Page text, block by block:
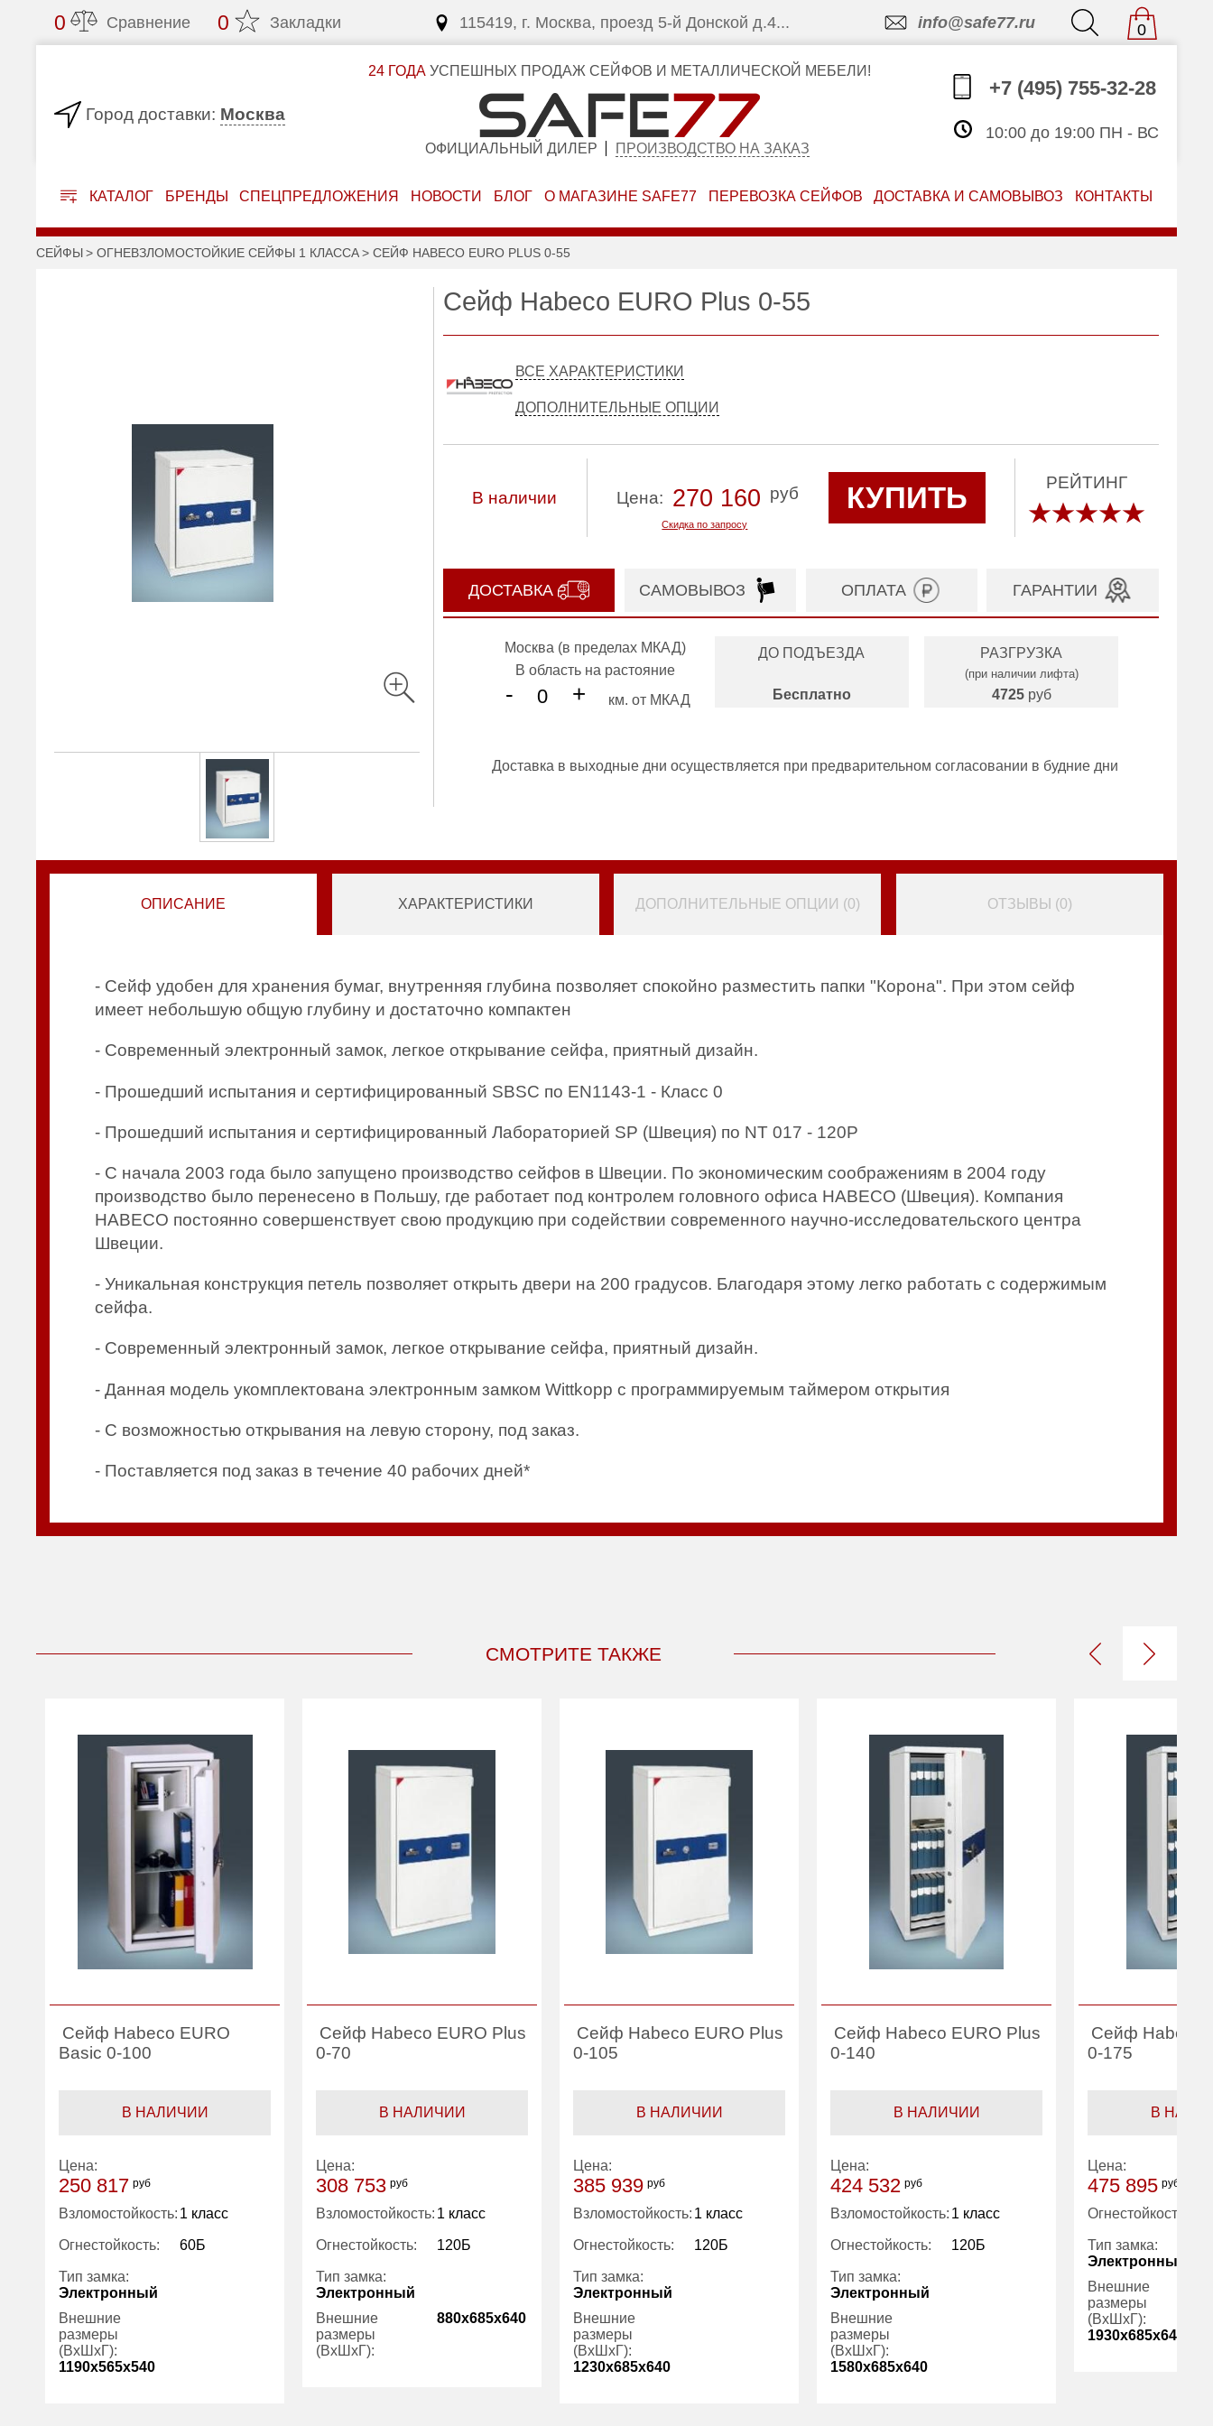
0 Сравнение 0 Закладки 115419, г. Москва, проезд 5-й Донской д.4... info@safe77.ru 0
Город доставки: Москва
24 ГОДАУСПЕШНЫХ ПРОДАЖ СЕЙФОВ И МЕТАЛЛИЧЕСКОЙ МЕБЕЛИ!
ОФИЦИАЛЬНЫЙ ДИЛЕР ПРОИЗВОДСТВО НА ЗАКАЗ
+7 (495) 755-32-28
10:00 до 19:00 ПН - ВС
КАТАЛОГ БРЕНДЫ СПЕЦПРЕДЛОЖЕНИЯ НОВОСТИ БЛОГ О МАГАЗИНЕ SAFE77 ПЕРЕВОЗКА СЕЙФОВ ДОСТАВКА И САМОВЫВОЗ КОНТАКТЫ
СЕЙФЫ ОГНЕВЗЛОМОСТОЙКИЕ СЕЙФЫ 1 КЛАССА СЕЙФ HABECO EURO PLUS 0-55
Сейф Habeco EURO Plus 0-55
ВСЕ ХАРАКТЕРИСТИКИ
ДОПОЛНИТЕЛЬНЫЕ ОПЦИИ
В наличии Цена: 270 160
Скидка по запросу
руб КУПИТЬ РЕЙТИНГ
ДОСТАВКА САМОВЫВОЗ ОПЛАТА ГАРАНТИИ
Москва (в пределах МКАД)
В область на растояние
- + км. от МКАД
ДО ПОДЪЕЗДА
Бесплатно
РАЗГРУЗКА
(при наличии лифта)
4725 руб
Доставка в выходные дни осуществляется при предварительном согласовании в будние дни
ОПИСАНИЕ ХАРАКТЕРИСТИКИ ДОПОЛНИТЕЛЬНЫЕ ОПЦИИ (0) ОТЗЫВЫ (0)
- Сейф удобен для хранения бумаг, внутренняя глубина позволяет спокойно разместить папки "Корона". При этом сейф
имеет небольшую общую глубину и достаточно компактен
- Современный электронный замок, легкое открывание сейфа, приятный дизайн.
- Прошедший испытания и сертифицированный SBSC по EN1143-1 - Класс 0
- Прошедший испытания и сертифицированный Лабораторией SP (Швеция) по NT 017 - 120P
- С начала 2003 года было запущено производство сейфов в Швеции. По экономическим соображениям в 2004 году
производство было перенесено в Польшу, где работает под контролем головного офиса HABECO (Швеция). Компания
HABECO постоянно совершенствует свою продукцию при содействии современного научно-исследовательского центра
Швеции.
- Уникальная конструкция петель позволяет открыть двери на 200 градусов. Благодаря этому легко работать с содержимым
сейфа.
- Современный электронный замок, легкое открывание сейфа, приятный дизайн.
- Данная модель укомплектована электронным замком Wittkopp с программируемым таймером открытия
- С возможностью открывания на левую сторону, под заказ.
- Поставляется под заказ в течение 40 рабочих дней*
СМОТРИТЕ ТАКЖЕ
Сейф Habeco EURO
Basic 0-100
В НАЛИЧИИ
Цена:
250 817 руб
Взломостойкость: 1 класс
Огнестойкость: 60Б
Тип замка:
Электронный
Внешние
размеры
(ВхШхГ):
1190x565x540
Сейф Habeco EURO Plus
0-70
В НАЛИЧИИ
Цена:
308 753 руб
Взломостойкость: 1 класс
Огнестойкость: 120Б
Тип замка:
Электронный
Внешние
размеры
(ВхШхГ):
880x685x640
Сейф Habeco EURO Plus
0-105
В НАЛИЧИИ
Цена:
385 939 руб
Взломостойкость: 1 класс
Огнестойкость: 120Б
Тип замка:
Электронный
Внешние
размеры
(ВхШхГ):
1230x685x640
Сейф Habeco EURO Plus
0-140
В НАЛИЧИИ
Цена:
424 532 руб
Взломостойкость: 1 класс
Огнестойкость: 120Б
Тип замка:
Электронный
Внешние
размеры
(ВхШхГ):
1580x685x640
Сейф Habeco
0-175
В
Цена:
475 895 руб
Огнестойкость:
Тип замка:
Электронный
Внешние
размеры
(ВхШхГ):
1930x685x640